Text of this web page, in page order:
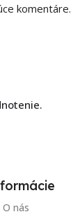
komentáre.
O nás